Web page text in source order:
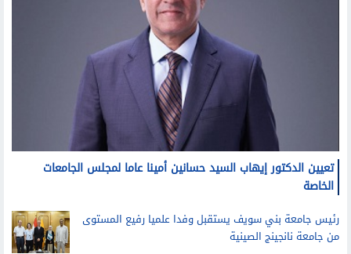
تعيين الدكتور إيهاب السيد حسانين أمينا عاما لمجلس الجامعات
الخاصة
رئيس جامعة بني سويف يستقبل وفدا علميا رفيع المستوى
من جامعة نانجينج الصينية